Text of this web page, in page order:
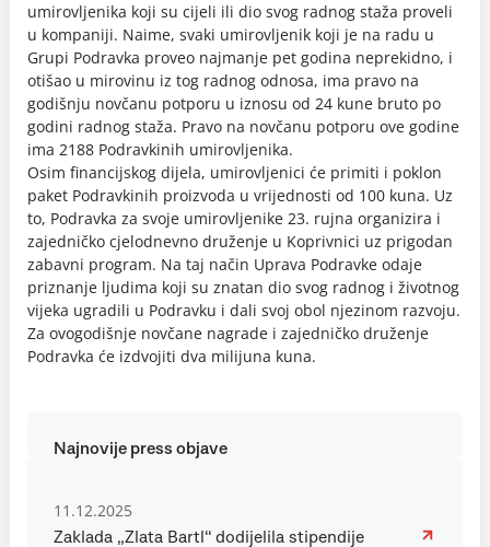
umirovljenika koji su cijeli ili dio svog radnog staža proveli
u kompaniji. Naime, svaki umirovljenik koji je na radu u
Grupi Podravka proveo najmanje pet godina neprekidno, i
otišao u mirovinu iz tog radnog odnosa, ima pravo na
godišnju novčanu potporu u iznosu od 24 kune bruto po
godini radnog staža. Pravo na novčanu potporu ove godine
ima 2188 Podravkinih umirovljenika.
Osim financijskog dijela, umirovljenici će primiti i poklon
paket Podravkinih proizvoda u vrijednosti od 100 kuna. Uz
to, Podravka za svoje umirovljenike 23. rujna organizira i
zajedničko cjelodnevno druženje u Koprivnici uz prigodan
zabavni program. Na taj način Uprava Podravke odaje
priznanje ljudima koji su znatan dio svog radnog i životnog
vijeka ugradili u Podravku i dali svoj obol njezinom razvoju.
Za ovogodišnje novčane nagrade i zajedničko druženje
Podravka će izdvojiti dva milijuna kuna.
Najnovije press objave
11.12.2025
Zaklada „Zlata Bartl“ dodijelila stipendije